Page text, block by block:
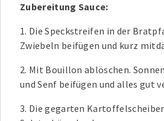
Zubereitung Sauce:
1. Die Speckstreifen in der
Zwiebeln beifügen und kurz
2. Mit Bouillon ablöschen.
und Senf beifügen und alles gut
3. Die gegarten